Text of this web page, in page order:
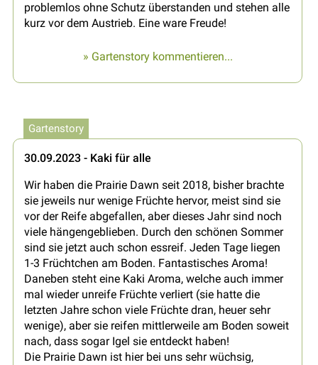
problemlos ohne Schutz überstanden und stehen alle
kurz vor dem Austrieb. Eine ware Freude!
» Gartenstory kommentieren...
Gartenstory
30.09.2023 - Kaki für alle
Wir haben die Prairie Dawn seit 2018, bisher brachte
sie jeweils nur wenige Früchte hervor, meist sind sie
vor der Reife abgefallen, aber dieses Jahr sind noch
viele hängengeblieben. Durch den schönen Sommer
sind sie jetzt auch schon essreif. Jeden Tage liegen
1-3 Früchtchen am Boden. Fantastisches Aroma!
Daneben steht eine Kaki Aroma, welche auch immer
mal wieder unreife Früchte verliert (sie hatte die
letzten Jahre schon viele Früchte dran, heuer sehr
wenige), aber sie reifen mittlerweile am Boden soweit
nach, dass sogar Igel sie entdeckt haben!
Die Prairie Dawn ist hier bei uns sehr wüchsig,